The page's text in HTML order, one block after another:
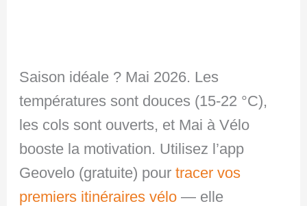
Saison idéale ? Mai 2026. Les
températures sont douces (15-22 °C),
les cols sont ouverts, et Mai à Vélo
booste la motivation. Utilisez l’app
Geovelo (gratuite) pourtracer vos
premiers itinéraires vélo — elle